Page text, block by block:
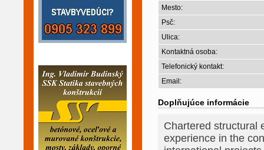
Mesto:
Psč:
Ulica:
Kontaktná osoba:
Telefonický kontakt:
Email:
Doplňujúce informácie
Chartered structural
experience in the